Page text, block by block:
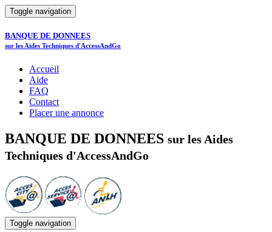
Toggle navigation
BANQUE DE DONNEES
sur les Aides Techniques d'AccessAndGo
Accueil
Aide
FAQ
Contact
Placer une annonce
BANQUE DE DONNEES sur les Aides
Techniques d'AccessAndGo
Toggle navigation